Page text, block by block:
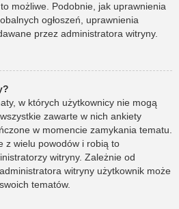
możliwe. Podobnie, jak uprawnienia
ogłoszeń, uprawnienia
przez administratora witryny.
w których użytkownicy nie mogą
zawarte w nich ankiety
w momencie zamykania tematu.
z wielu powodów i robią to
witryny. Zależnie od
witryny użytkownik może
tematów.